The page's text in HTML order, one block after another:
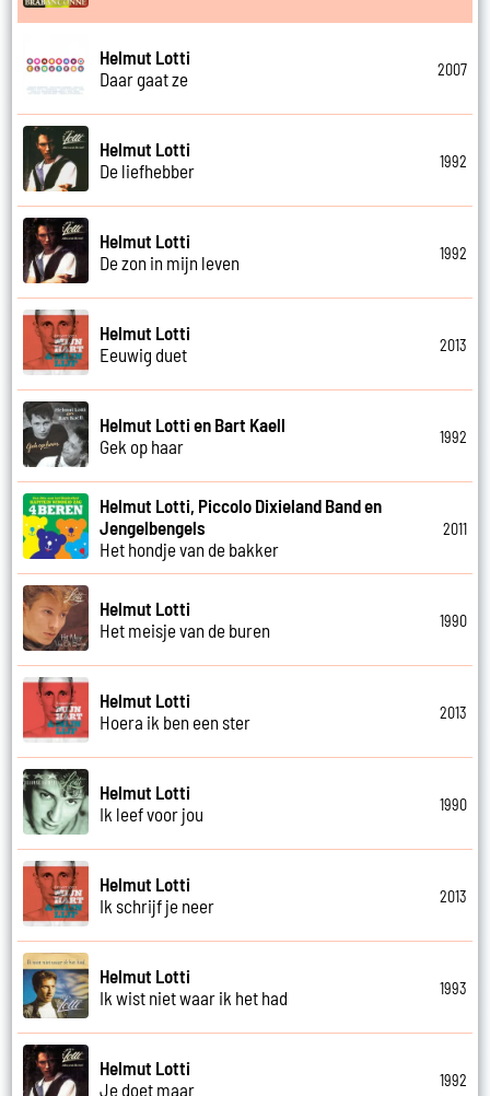
Helmut Lotti
Daar gaat ze
2007
Helmut Lotti
De liefhebber
1992
Helmut Lotti
De zon in mijn leven
1992
Helmut Lotti
Eeuwig duet
2013
Helmut Lotti en Bart Kaell
Gek op haar
1992
Helmut Lotti, Piccolo Dixieland Band en
Jengelbengels
Het hondje van de bakker
2011
Helmut Lotti
Het meisje van de buren
1990
Helmut Lotti
Hoera ik ben een ster
2013
Helmut Lotti
Ik leef voor jou
1990
Helmut Lotti
Ik schrijf je neer
2013
Helmut Lotti
Ik wist niet waar ik het had
1993
Helmut Lotti
Je doet maar
1992